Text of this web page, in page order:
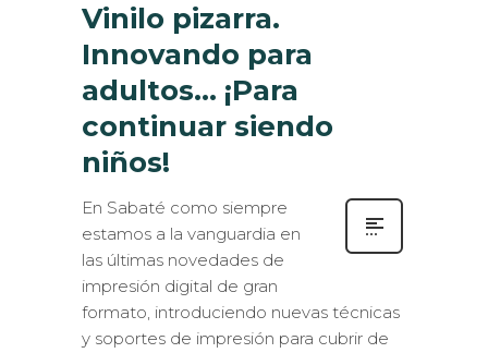
Vinilo pizarra.
Innovando para
adultos… ¡Para
continuar siendo
niños!
En Sabaté como siempre
estamos a la vanguardia en
las últimas novedades de
impresión digital de gran
formato, introduciendo nuevas técnicas
y soportes de impresión para cubrir de